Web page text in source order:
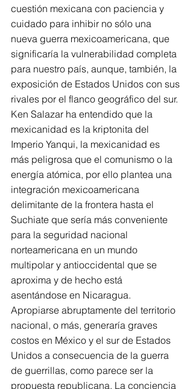
cuestión mexicana con paciencia y
cuidado para inhibir no sólo una
nueva guerra mexicoamericana, que
significaría la vulnerabilidad completa
para nuestro país, aunque, también, la
exposición de Estados Unidos con sus
rivales por el flanco geográfico del sur.
Ken Salazar ha entendido que la
mexicanidad es la kriptonita del
Imperio Yanqui, la mexicanidad es
más peligrosa que el comunismo o la
energía atómica, por ello plantea una
integración mexicoamericana
delimitante de la frontera hasta el
Suchiate que sería más conveniente
para la seguridad nacional
norteamericana en un mundo
multipolar y antioccidental que se
aproxima y de hecho está
asentándose en Nicaragua.
Apropiarse abruptamente del territorio
nacional, o más, generaría graves
costos en México y el sur de Estados
Unidos a consecuencia de la guerra
de guerrillas, como parece ser la
propuesta republicana. La conciencia